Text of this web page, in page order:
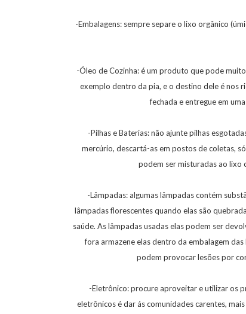
-Embalagens: sempre separe o lixo orgânico
-Óleo de Cozinha: é um produto que pode
exemplo dentro da pia, e o destino dele é nos
fechada e entregue em
-Pilhas e Baterias: não ajunte pilhas
mercúrio, descartá-as em postos de coletas,
podem ser misturadas ao lixo
-Lâmpadas: algumas lâmpadas contém
lâmpadas florescentes quando elas são
saúde. As lâmpadas usadas elas podem ser
fora armazene elas dentro da embalagem
podem provocar lesões por
-Eletrônico: procure aproveitar e utilizar os
eletrônicos é dar ás comunidades carentes,